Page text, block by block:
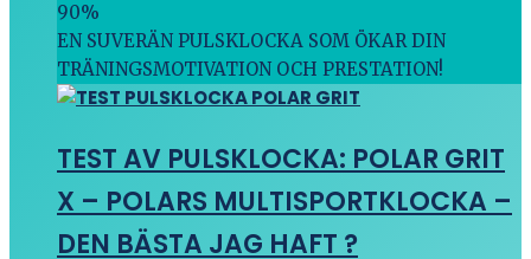
90%
EN SUVERÄN PULSKLOCKA SOM ÖKAR DIN
TRÄNINGSMOTIVATION OCH PRESTATION!
TEST AV PULSKLOCKA: POLAR GRIT
X – POLARS MULTISPORTKLOCKA –
DEN BÄSTA JAG HAFT ?